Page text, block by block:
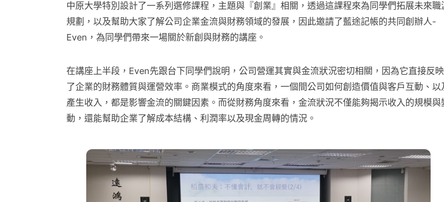
中原大學特別設計了一系列選修課程，主題與『創業』相關，透過這課程來為同學們拓展未來職
規劃，以及幫助大家了解公司企業金流與財務領域的發展，因此邀請了藍途記帳的共同創辦人-
Even，為同學們帶來一場關於新創與財務的講座。
在講座上半段，Even先跟台下同學們說明，公司營運其實與金流狀況密切相關，因為它直接反映
了企業的財務體質與運營效率。商業模式的角度來看，一個間公司如何創造價值與客戶互動、以
產生收入，都是影響金流的關鍵因素。而從財務角度來看，金流狀況不僅能夠揭示收入的規模與
動，還能幫助企業了解成本結構、利潤率以及現金周轉的情況。